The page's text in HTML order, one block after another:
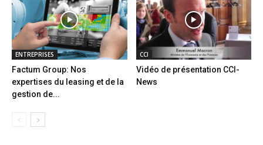
ENTREPRISES
Factum Group: Nos
expertises du leasing et de la
gestion de...
CCI
Vidéo de présentation CCI-
News